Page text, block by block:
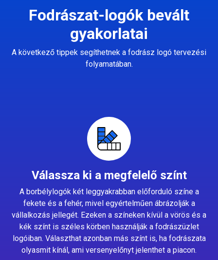
Fodrászat-logók bevált
gyakorlatai
A következő tippek segíthetnek a fodrász logó tervezési
folyamatában.
Válassza ki a megfelelő színt
A borbélylogók két leggyakrabban előforduló színe a
fekete és a fehér, mivel egyértelműen ábrázolják a
vállalkozás jellegét. Ezeken a színeken kívül a vörös és a
kék színt is széles körben használják a fodrászüzlet
logóiban. Választhat azonban más színt is, ha fodrászata
olyasmit kínál, ami versenyelőnyt jelenthet a piacon.